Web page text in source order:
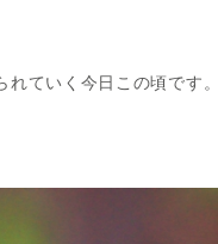
れていく今日この頃です